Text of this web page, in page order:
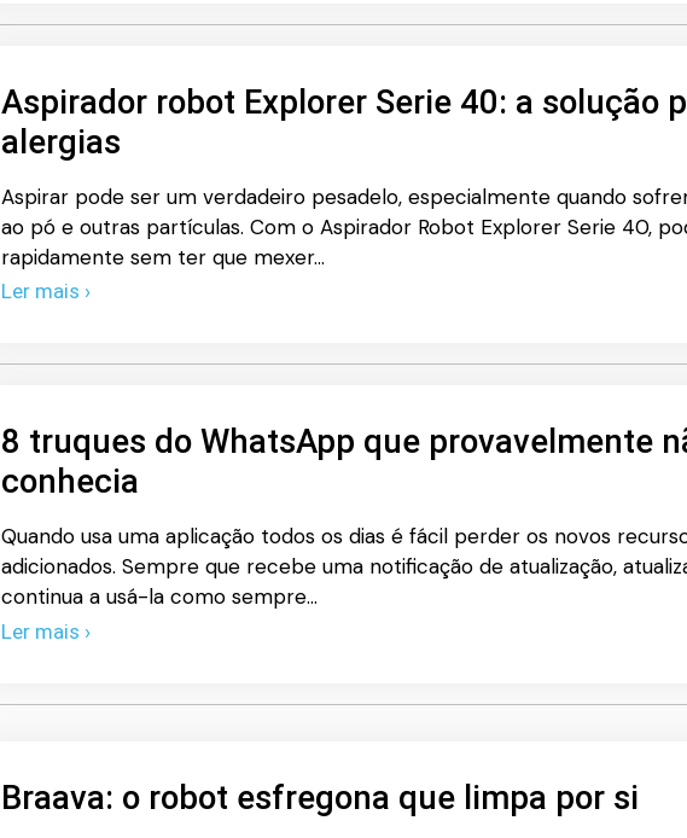
Aspirador robot Explorer Serie 40: a solução
alergias
Aspirar pode ser um verdadeiro pesadelo, especialmente quando
ao pó e outras partículas. Com o Aspirador Robot Explorer Serie 40,
rapidamente sem ter que mexer…
Ler mais ›
8 truques do WhatsApp que provavelmente
conhecia
Quando usa uma aplicação todos os dias é fácil perder os novos
adicionados. Sempre que recebe uma notificação de atualização,
continua a usá-la como sempre…
Ler mais ›
Braava: o robot esfregona que limpa por si